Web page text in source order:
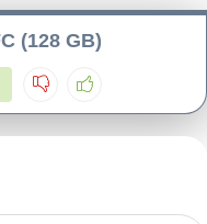
(128 GB)